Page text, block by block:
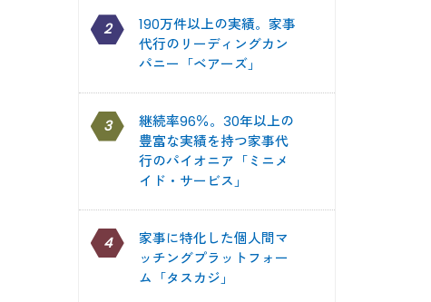
2
190万件以上の実績。家事
代行のリーディングカン
パニー「ベアーズ」
3
継続率96％。30年以上の
豊富な実績を持つ家事代
行のパイオニア「ミニメ
イド・サービス」
4
家事に特化した個人間マ
ッチングプラットフォー
ム「タスカジ」